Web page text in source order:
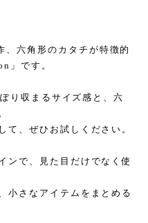
六角形のカタチが特徴的
」です。
り収まるサイズ感と、六
て、ぜひお試しください。
ンで、見た目だけでなく使
小さなアイテムをまとめる